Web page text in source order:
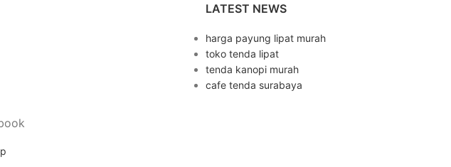
LATEST NEWS
harga payung lipat murah
toko tenda lipat
tenda kanopi murah
cafe tenda surabaya